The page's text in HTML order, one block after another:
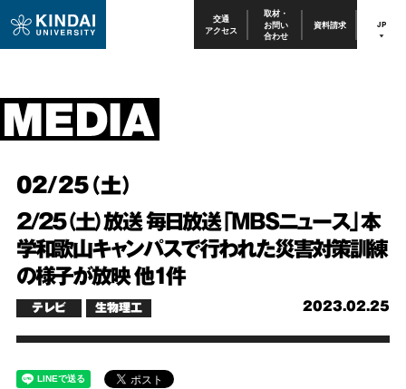
交通
アクセス
取材・
お問い
合わせ
資料請求 JP
02/25（土）
2/25（土）放送 毎日放送「MBSニュース」本
学和歌山キャンパスで行われた災害対策訓練
の様子が放映 他1件
2023.02.25
テレビ 生物理工